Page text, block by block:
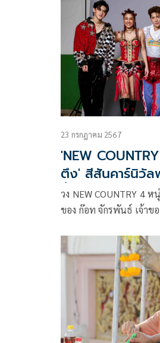
23 กรกฎาคม 2567
'NEW
ตึง' สีสันคาร์นิวัล
นี้
วง NEW COUNTRY 4
ของ ก๊อท จักรพันธ์ เจ้าข
พวกเขากลับมาพร้อมกั
กีต้าร์, กิ๊ก และ มัทรี กับเพลงใหม่ชื่อแปลก “แตร๊ดตึง” ที่
แต่งเนื้อทำนองโดย “ก๊